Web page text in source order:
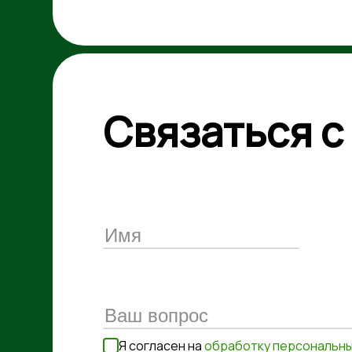
Связаться
Я согласен наобработку